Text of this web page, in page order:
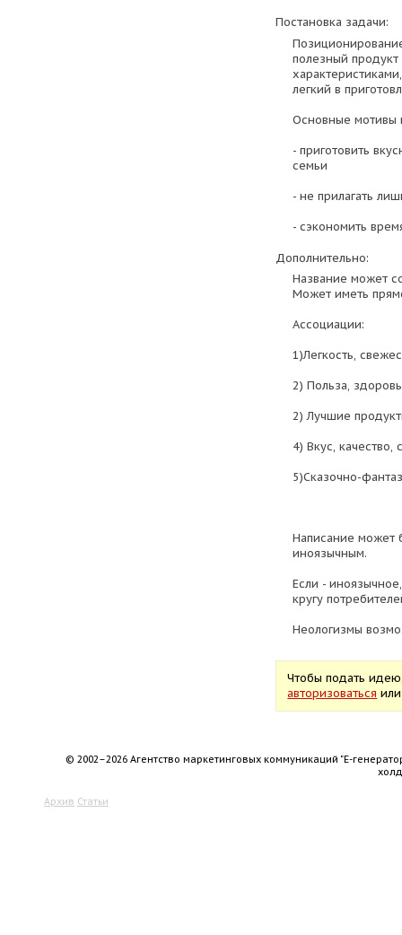
Постановка задачи:
полезный
легкий в
Основные мотивы
- приготовить
семьи
- не прилагать
- сэкономить
Дополнительно:
Название может
Может иметь
Ассоциации:
1)Легкость,
2) Польза,
2) Лучшие
4) Вкус, качество,
5)Сказочно-
Написание может
иноязычным.
Если -
кругу
Неологизмы
Чтобы подать
авторизоваться
© 2002–2026 Агентство маркетинговых коммуникаций "Е-
Архив Статьи